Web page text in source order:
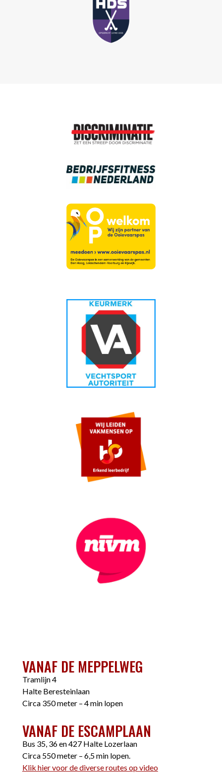
VANAF DE MEPPELWEG
Tramlijn 4
Halte Beresteinlaan
Circa 350 meter – 4 min lopen
VANAF DE ESCAMPLAAN
Bus 35, 36 en 427 Halte Lozerlaan
Circa 550 meter – 6,5 min lopen.
Klik hier voor de diverse routes op video